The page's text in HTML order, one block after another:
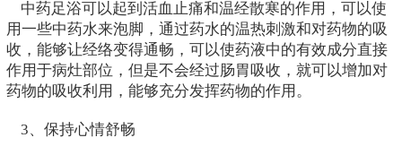
中药足浴可以起到活血止痛和温经散寒的作用，可以使
用一些中药水来泡脚，通过药水的温热刺激和对药物的吸
收，能够让经络变得通畅，可以使药液中的有效成分直接
作用于病灶部位，但是不会经过肠胃吸收，就可以增加对
药物的吸收利用，能够充分发挥药物的作用。
3、保持心情舒畅